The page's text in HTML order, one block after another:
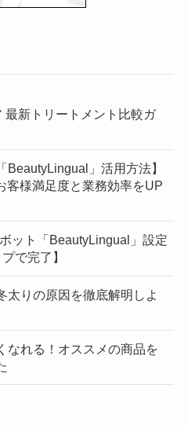
新トリートメント比較ガ
BeautyLingual」活用方法】
客様満足度と業務効率をUP
ット「BeautyLingual」設定
で完了】
太りの原因を徹底解明しよ
なれる！オススメの商品を